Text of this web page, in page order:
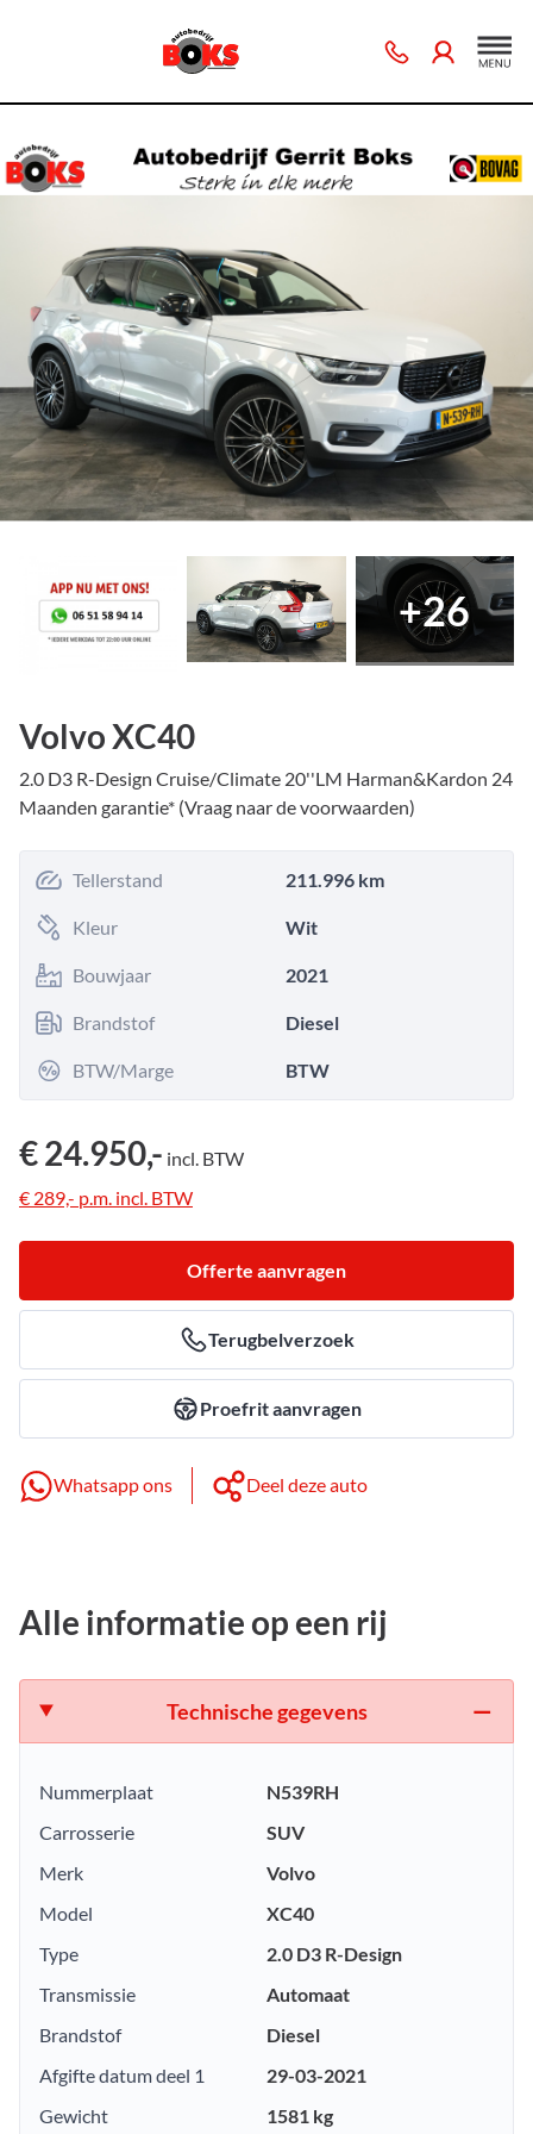
+26
Volvo XC40
2.0 D3 R-Design Cruise/Climate 20''LM Harman&Kardon 24
Maanden garantie* (Vraag naar de voorwaarden)
Tellerstand 211.996 km
Kleur Wit
Bouwjaar 2021
Brandstof Diesel
BTW/Marge BTW
€ 24.950,- incl. BTW
€ 289,- p.m. incl. BTW
Offerte aanvragen
Terugbelverzoek
Proefrit aanvragen
Whatsapp ons Deel deze auto
Alle informatie op een rij
Technische gegevens
Nummerplaat
N539RH
Carrosserie
SUV
Merk
Volvo
Model
XC40
Type
2.0 D3 R-Design
Transmissie
Automaat
Brandstof
Diesel
Afgifte datum deel 1
29-03-2021
Gewicht
1581 kg